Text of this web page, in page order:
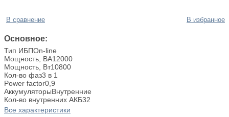
В сравнение В избранное
Основное:
Тип ИБПOn-line
Мощность, ВА12000
Мощность, Вт10800
Кол-во фаз3 в 1
Power factor0,9
АккумуляторыВнутренние
Кол-во внутренних АКБ32
Все характеристики